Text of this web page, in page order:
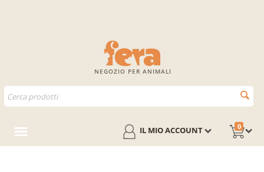
NEGOZIO PER ANIMALI
0
IL MIO ACCOUNT